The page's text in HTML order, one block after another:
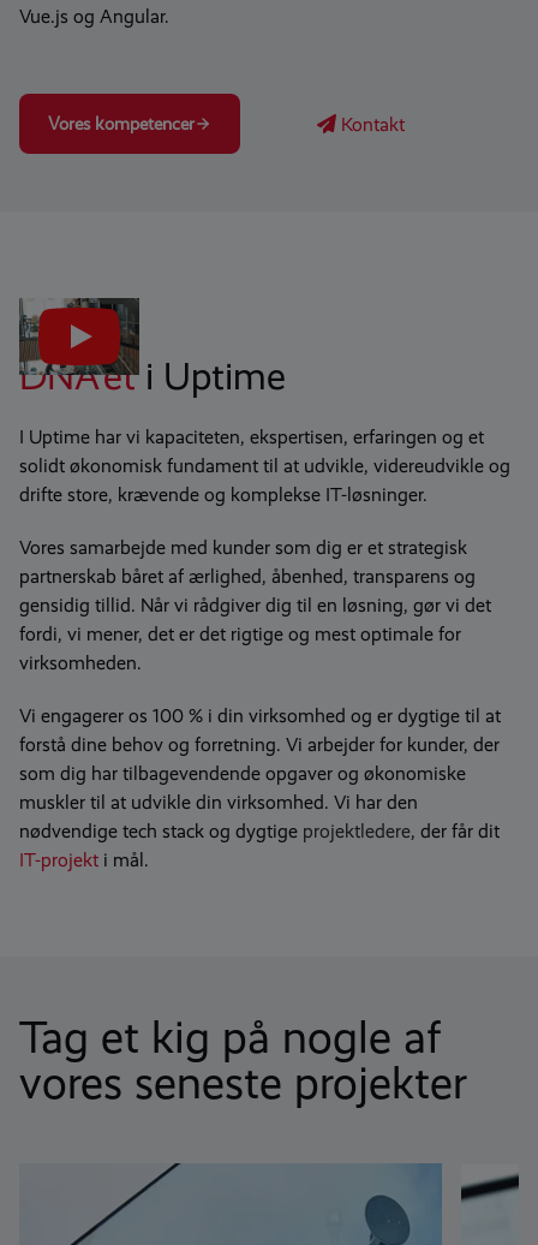
Vue.js og Angular.
Vores kompetencer Kontakt
DNA’eti Uptime
I Uptime har vi kapaciteten, ekspertisen, erfaringen og et
solidt økonomisk fundament til at udvikle, videreudvikle og
drifte store, krævende og komplekse IT-løsninger.
Vores samarbejde med kunder som dig er et strategisk
partnerskab båret af ærlighed, åbenhed, transparens og
gensidig tillid. Når vi rådgiver dig til en løsning, gør vi det
fordi, vi mener, det er det rigtige og mest optimale for
virksomheden.
Vi engagerer os 100 % i din virksomhed og er dygtige til at
forstå dine behov og forretning. Vi arbejder for kunder, der
som dig har tilbagevendende opgaver og økonomiske
muskler til at udvikle din virksomhed. Vi har den
nødvendige tech stack og dygtige projektledere, der får dit
IT-projekt i mål.
Tag et kig på nogle af
vores seneste projekter